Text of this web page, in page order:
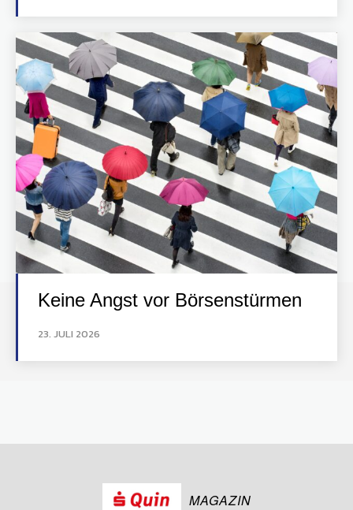
Keine Angst vor Börsenstürmen
23. JULI 2026
MAGAZIN